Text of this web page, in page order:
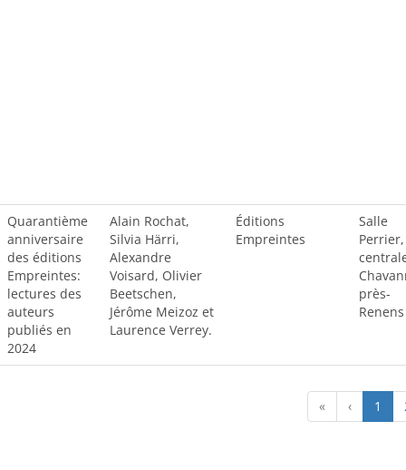
« ‹ 1
Quarantième
anniversaire
des éditions
Empreintes:
lectures des
auteurs
publiés en
2024
Alain Rochat,
Silvia Härri,
Alexandre
Voisard, Olivier
Beetschen,
Jérôme Meizoz et
Laurence Verrey.
Éditions
Empreintes
Salle
près-
Renens